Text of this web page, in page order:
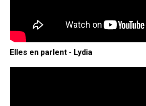
Elles en parlent - Lydia